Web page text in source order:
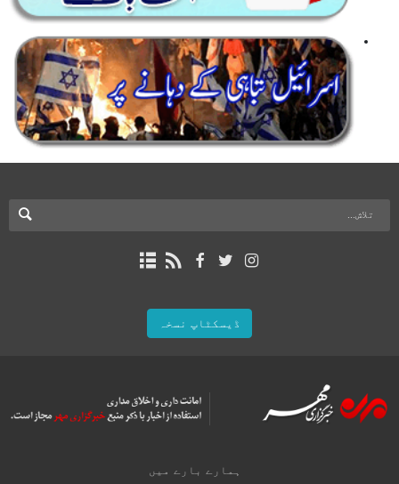
ڈیسکٹاپ نسخہ
ہمارے بارے میں